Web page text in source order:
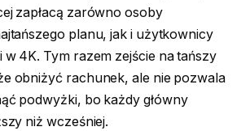
zapłacą zarówno osoby
planu, jak i użytkownicy
w 4K. Tym razem zejście na tańszy
obniżyć rachunek, ale nie pozwala
podwyżki, bo każdy główny
niż wcześniej.